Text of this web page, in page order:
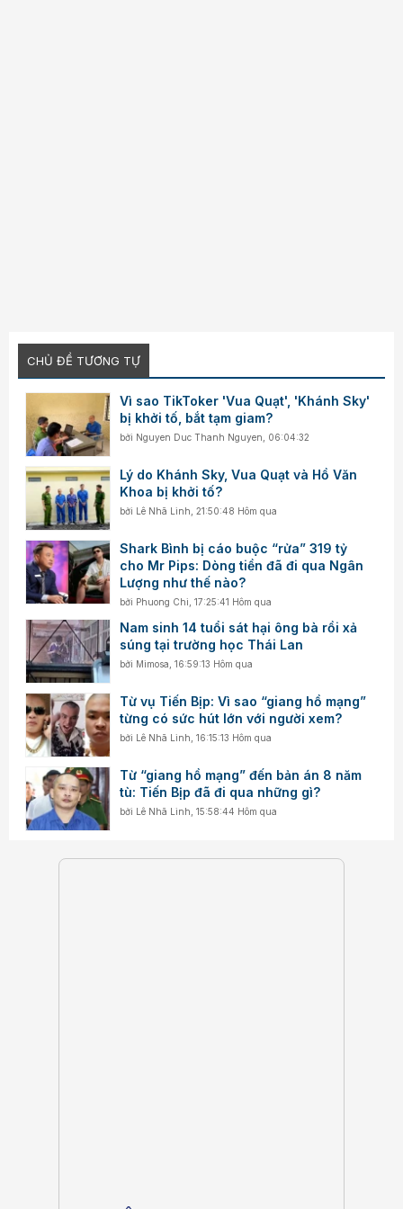
CHỦ ĐỀ TƯƠNG TỰ
Vì sao TikToker 'Vua Quạt', 'Khánh Sky'
bị khởi tố, bắt tạm giam?
bởi Nguyen Duc Thanh Nguyen 06:04:32
Lý do Khánh Sky, Vua Quạt và Hồ Văn
Khoa bị khởi tố?
bởi Lê Nhã Linh ,21:50:48 Hôm qua
Shark Bình bị cáo buộc “rửa” 319 tỷ
cho Mr Pips: Dòng tiền đã đi qua Ngân
Lượng như thế nào?
bởi Phuong Chi ,17:25:41 Hôm qua
Nam sinh 14 tuổi sát hại ông bà rồi xả
súng tại trường học Thái Lan
bởi Mimosa ,16:59:13 Hôm qua
Từ vụ Tiến Bịp: Vì sao “giang hồ mạng”
từng có sức hút lớn với người xem?
bởi Lê Nhã Linh ,16:15:13 Hôm qua
Từ “giang hồ mạng” đến bản án 8 năm
tù: Tiến Bịp đã đi qua những gì?
bởi Lê Nhã Linh ,15:58:44 Hôm qua